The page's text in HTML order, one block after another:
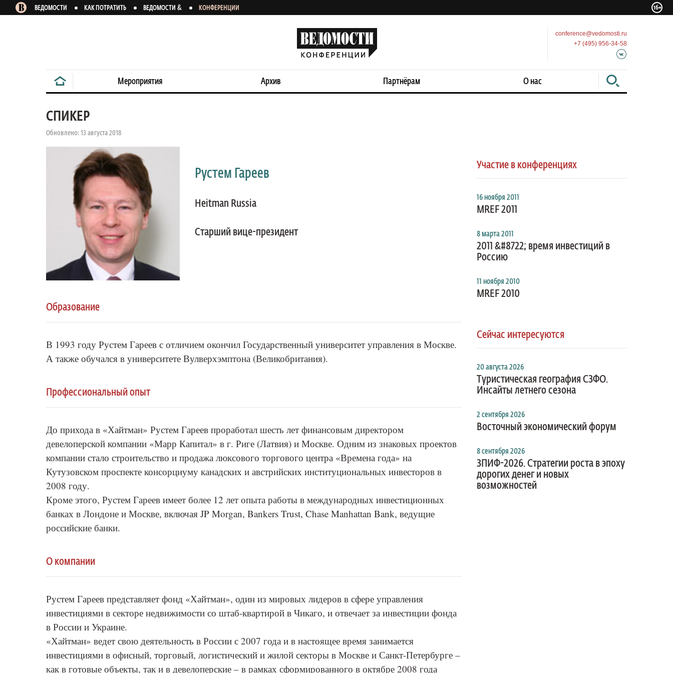
ВЕДОМОСТИ КАК ПОТРАТИТЬ ВЕДОМОСТИ & КОНФЕРЕНЦИИ
conference@vedomosti.ru
+7 (495) 956-34-58
Мероприятия Архив Партнёрам О нас
СПИКЕР
Обновлено: 13 августа 2018
Рустем Гареев
Heitman Russia
Старший вице-президент
Образование
В 1993 году Рустем Гареев с отличием окончил Государственный университет управления в Москве.
А также обучался в университете Вулверхэмптона (Великобритания).
Профессиональный опыт
До прихода в «Хайтман» Рустем Гареев проработал шесть лет финансовым директором
девелоперской компании «Марр Капитал» в г. Риге (Латвия) и Москве. Одним из знаковых проектов
компании стало строительство и продажа люксового торгового центра «Времена года» на
Кутузовском проспекте консорциуму канадских и австрийских институциональных инвесторов в
2008 году.
Кроме этого, Рустем Гареев имеет более 12 лет опыта работы в международных инвестиционных
банках в Лондоне и Москве, включая JP Morgan, Bankers Trust, Chase Manhattan Bank, ведущие
российские банки.
О компании
Рустем Гареев представляет фонд «Хайтман», один из мировых лидеров в сфере управления
инвестициями в секторе недвижимости со штаб-квартирой в Чикаго, и отвечает за инвестиции фонда
в России и Украине.
«Хайтман» ведет свою деятельность в России с 2007 года и в настоящее время занимается
инвестициями в офисный, торговый, логистический и жилой секторы в Москве и Санкт-Петербурге –
как в готовые объекты, так и в девелоперские – в рамках сформированного в октябре 2008 года
Участие в конференциях
16 ноября 2011
MREF 2011
8 марта 2011
2011 &#8722; время инвестиций в
Россию
11 ноября 2010
MREF 2010
Сейчас интересуются
20 августа 2026
Туристическая география СЗФО.
Инсайты летнего сезона
2 сентября 2026
Восточный экономический форум
8 сентября 2026
ЗПИФ-2026. Стратегии роста в эпоху
дорогих денег и новых
возможностей